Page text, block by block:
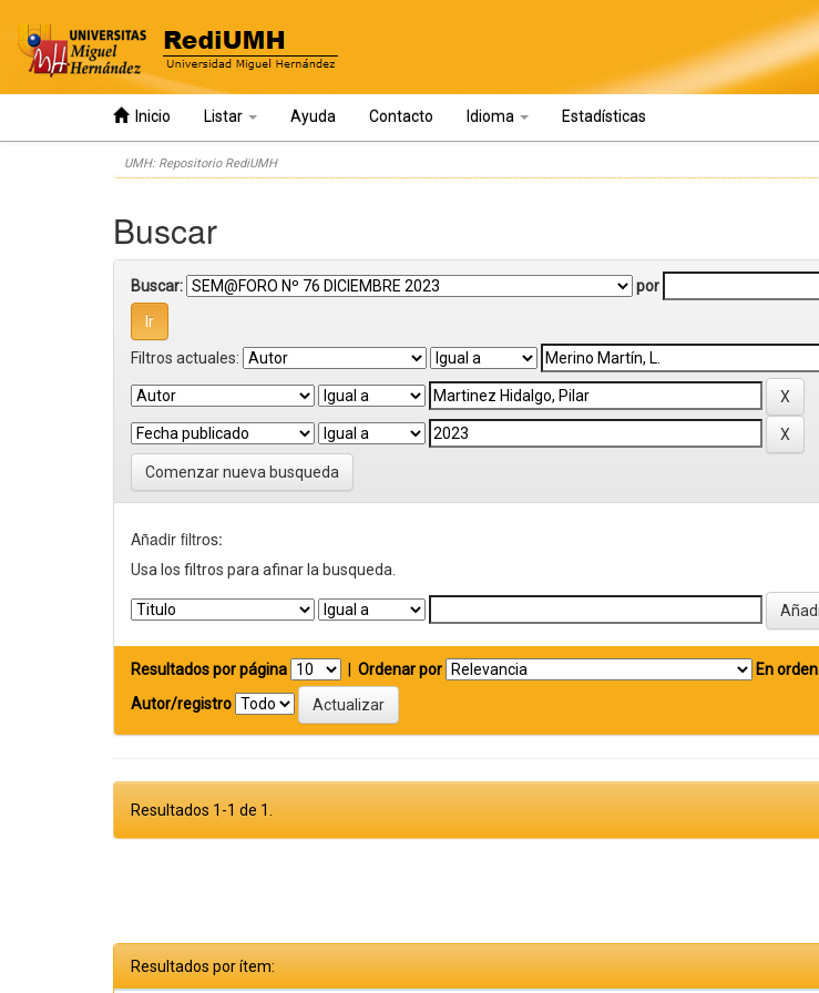
Inicio Listar Ayuda Contacto Idioma Estadísticas
UMH: Repositorio RediUMH
Buscar
Buscar: por
Filtros actuales:
Comenzar nueva busqueda
Añadir filtros:
Usa los filtros para afinar la busqueda.
Resultados por página Ordenar por
En orden
Autor/registro
Resultados 1-1 de 1.
Resultados por ítem: